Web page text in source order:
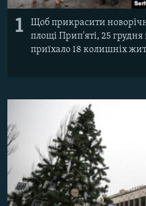
1
Щоб прикрасити
площі Прип'яті, 25
приїхало 18 колишніх